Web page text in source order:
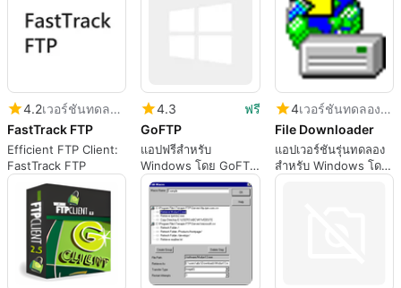
4.2
เวอร์ชันทดลองใช้
FastTrack FTP
Efficient FTP Client:
FastTrack FTP
4.3
ฟรี
GoFTP
แอปฟรีสำหรับ
Windows โดย GoFTP
Software.
4
เวอร์ชันทดลองใช้
File Downloader
แอปเวอร์ชันรุ่นทดลอง
สำหรับ Windows โดย
Noel Danjou.